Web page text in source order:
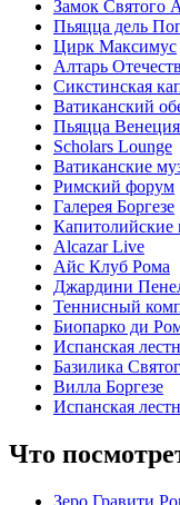
Замок Святого
Пьяцца дель
Цирк Максимус
Алтарь
Сикстинская
Ватиканский
Пьяцца Венеция
Scholars Lounge
Ватиканские
Римский форум
Галерея Боргезе
Капитолийские
Alcazar Live
Айс Клуб Рома
Джардини
Теннисный
Биопарко ди
Испанская
Базилика
Вилла Боргезе
Испанская
Что